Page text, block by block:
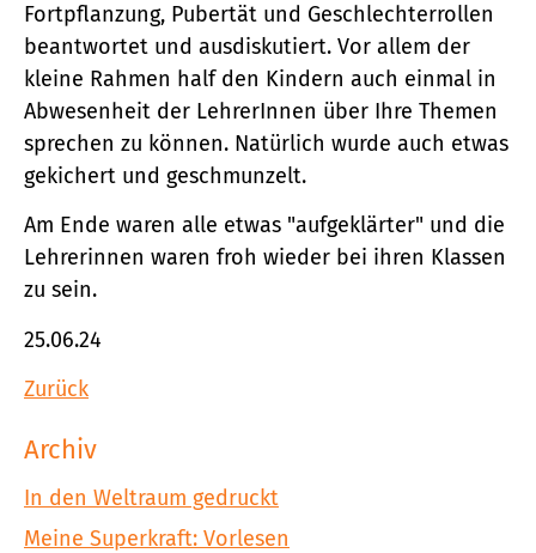
Fortpflanzung, Pubertät und Geschlechterrollen
beantwortet und ausdiskutiert. Vor allem der
kleine Rahmen half den Kindern auch einmal in
Abwesenheit der LehrerInnen über Ihre Themen
sprechen zu können. Natürlich wurde auch etwas
gekichert und geschmunzelt.
Am Ende waren alle etwas "aufgeklärter" und die
Lehrerinnen waren froh wieder bei ihren Klassen
zu sein.
25.06.24
Zurück
Archiv
In den Weltraum gedruckt
Meine Superkraft: Vorlesen